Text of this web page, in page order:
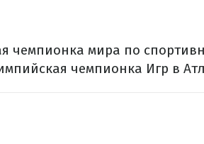
чемпионка мира по
чемпионка Игр в